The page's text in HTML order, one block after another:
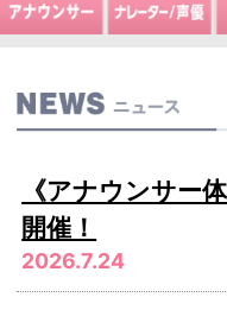
《アナウンサー
開催！
2026.7.24